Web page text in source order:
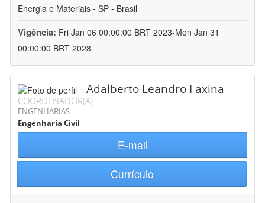
Energia e Materiais - SP - Brasil
Vigência: Fri Jan 06 00:00:00 BRT 2023-Mon Jan 31
00:00:00 BRT 2028
Adalberto Leandro Faxina
COORDENADOR(A)
ENGENHARIAS
Engenharia Civil
E-mail
Currículo